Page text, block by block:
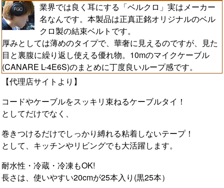
業界では良く耳にする「ベルクロ」実はメーカー
名なんです。本製品は正真正銘オリジナルのベル
クロ製の結束ベルトです。
厚みとしては薄めのタイプで、華奢に見えるのですが、見た
目と裏腹に繰り返し使える優れ物。10mのマイクケーブル
(CANARE L-4E6S)のまとめに丁度良いループ感です。
【代理店サイトより】
コードやケーブルをスッキリ束ねるケーブルタイ！
としてだけでなく、
巻きつけるだけでしっかり縛れる粘着しないテープ！
として、キッチンやリビングでも大活躍します。
耐水性・冷蔵・冷凍もOK!
長さは、使いやすい20cmが25本入り(黒25本）